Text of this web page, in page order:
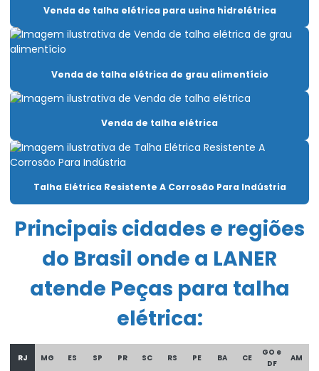
Carro Talha Duplaviga
Célula carga industrial
Célula de carga para ponte rolante
Compra De Carro Talha Duplaviga Para Elevação
Comprar Talha Fixa Aço Carbono
Comprar Talha Nova Para Elevação Industrial
Controle remoto para ponte rolante
Cortina de cabo ponte rolante
Venda de talha elétrica para usina hidrelétrica
Venda de talha elétrica de grau alimentício
Venda de talha elétrica
Talha Elétrica Resistente A Corrosão Para Indústria
Principais cidades e regiões
do Brasil onde a LANER
atende Peças para talha
elétrica:
RJ MG ES SP PR SC RS PE BA CE
GO e
DF
AM